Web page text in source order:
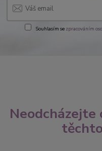
Souhlasím se zpracováním
Neodcházejte